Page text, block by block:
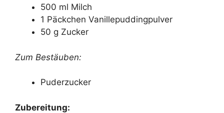
500 ml Milch
1 Päckchen Vanillepuddingpulver
50 g Zucker
Zum Bestäuben:
Puderzucker
Zubereitung: